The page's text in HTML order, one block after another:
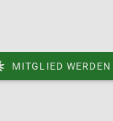
MITGLIED WERDEN